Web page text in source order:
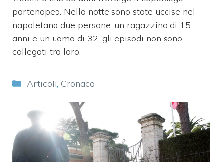
partenopeo. Nella notte sono state uccise nel
napoletano due persone, un ragazzino di 15
anni e un uomo di 32, gli episodi non sono
collegati tra loro.
Categorie
Articoli, Cronaca